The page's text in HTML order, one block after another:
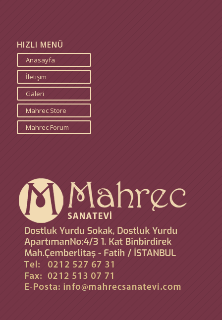
HIZLI MENÜ
Anasayfa
İletişim
Galeri
Mahrec Store
Mahrec Forum